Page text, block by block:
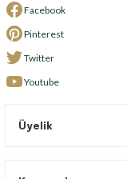
Facebook
Pinterest
Twitter
Youtube
Üyelik